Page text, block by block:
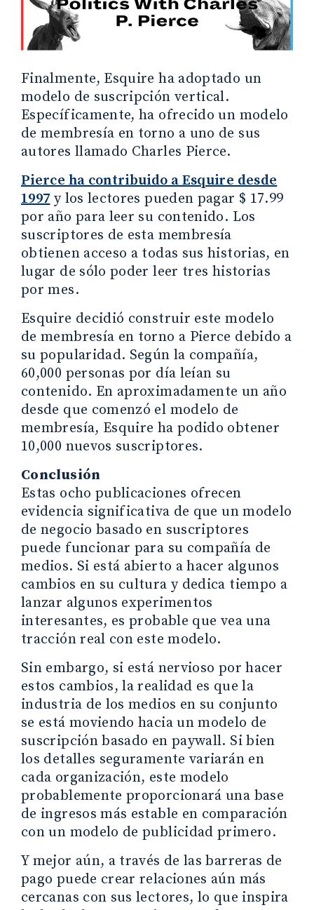
Finalmente, Esquire ha adoptado un
modelo de suscripción vertical.
Específicamente, ha ofrecido un modelo
de membresía en torno a uno de sus
autores llamado Charles Pierce.
Pierce ha contribuido a Esquire desde
1997y los lectores pueden pagar $ 17.99
por año para leer su contenido. Los
suscriptores de esta membresía
obtienen acceso a todas sus historias, en
lugar de sólo poder leer tres historias
por mes.
Esquire decidió construir este modelo
de membresía en torno a Pierce debido a
su popularidad. Según la compañía,
60,000 personas por día leían su
contenido. En aproximadamente un año
desde que comenzó el modelo de
membresía, Esquire ha podido obtener
10,000 nuevos suscriptores.
Conclusión
Estas ocho publicaciones ofrecen
evidencia significativa de que un modelo
de negocio basado en suscriptores
puede funcionar para su compañía de
medios. Si está abierto a hacer algunos
cambios en su cultura y dedica tiempo a
lanzar algunos experimentos
interesantes, es probable que vea una
tracción real con este modelo.
Sin embargo, si está nervioso por hacer
estos cambios, la realidad es que la
industria de los medios en su conjunto
se está moviendo hacia un modelo de
suscripción basado en paywall. Si bien
los detalles seguramente variarán en
cada organización, este modelo
probablemente proporcionará una base
de ingresos más estable en comparación
con un modelo de publicidad primero.
Y mejor aún, a través de las barreras de
pago puede crear relaciones aún más
cercanas con sus lectores, lo que inspira